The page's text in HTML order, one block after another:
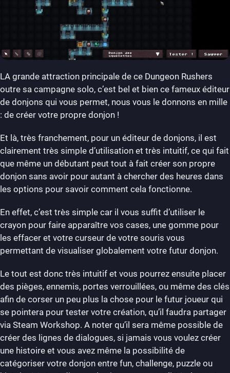
LA grande attraction principale de ce Dungeon Rushers
outre sa campagne solo, c’est bel et bien ce fameux éditeur
de donjons qui vous permet, nous vous le donnons en mille
: de créer votre propre donjon !
Et là, très franchement, pour un éditeur de donjons, il est
clairement très simple d’utilisation et très intuitif, ce qui fait
que même un débutant peut tout à fait créer son propre
donjon sans avoir pour autant à chercher des heures dans
les options pour savoir comment cela fonctionne.
En effet, c’est très simple car il vous suffit d’utiliser le
crayon pour faire apparaître vos cases, une gomme pour
les effacer et votre curseur de votre souris vous
permettant de visualiser globalement votre futur donjon.
Le tout est donc très intuitif et vous pourrez ensuite placer
des pièges, ennemis, portes verrouillées, ou même des clés
afin de corser un peu plus la chose pour le futur joueur qui
se pointera pour tester votre création, qu’il faudra partager
via Steam Workshop. A noter qu’il sera même possible de
créer des lignes de dialogues, si jamais vous voulez créer
une histoire et vous avez même la possibilité de
catégoriser votre donjon entre fun, challenge, puzzle ou